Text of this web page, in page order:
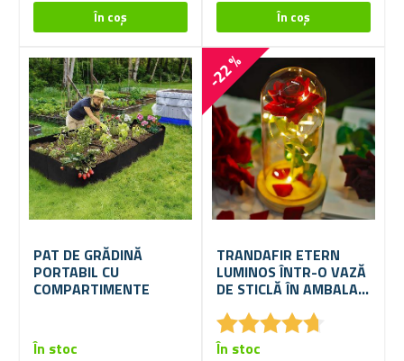
PAT DE GRĂDINĂ
PORTABIL CU
COMPARTIMENTE
În stoc
-22 %
TRANDAFIR ETERN
LUMINOS ÎNTR-O VAZĂ
DE STICLĂ ÎN AMBALAJ
★★★★★
★★★★★
În stoc